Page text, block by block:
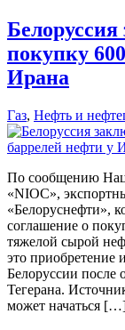
покупку
Ирана
Газ, Нефть и
По сообщению
«NIOC»,
«Белоруснефти»,
соглашение о
тяжелой сырой
это приобретение
Белоруссии
Тегерана.
может начаться